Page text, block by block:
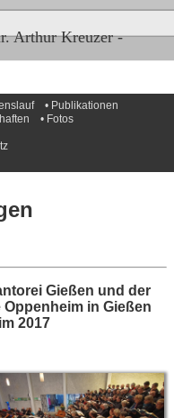
Arthur Kreuzer -
• Publikationen
• Fotos
Gießen und der
in Gießen
2017